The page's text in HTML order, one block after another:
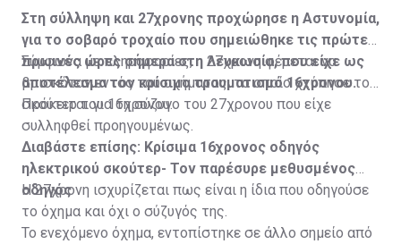
Στη σύλληψη και 27χρονης προχώρησε η Αστυνομία,
για το σοβαρό τροχαίο που σημειώθηκε τις πρώτες
πρωινές ώρες σήμερα στη Λευκωσία, που είχε ως
αποτέλεσμα τον κρίσιμο τραυματισμό 16χρονου.
Σύμφωνα με πληροφορίες, η 27χρονη φέρεται να
βρισκόταν εντός του οχήματος, το οποίο χτύπησε το
σκούτερ του 16χρονου.
Πρόκειται για τη σύζυγο του 27χρονου που είχε
συλληφθεί προηγουμένως.
Διαβάστε επίσης: Κρίσιμα 16χρονος οδηγός
ηλεκτρικού σκούτερ- Τον παρέσυρε μεθυσμένος
οδηγός
Η 27χρονη ισχυρίζεται πως είναι η ίδια που οδηγούσε
το όχημα και όχι ο σύζυγός της.
Το ενεχόμενο όχημα, εντοπίστηκε σε άλλο σημείο από